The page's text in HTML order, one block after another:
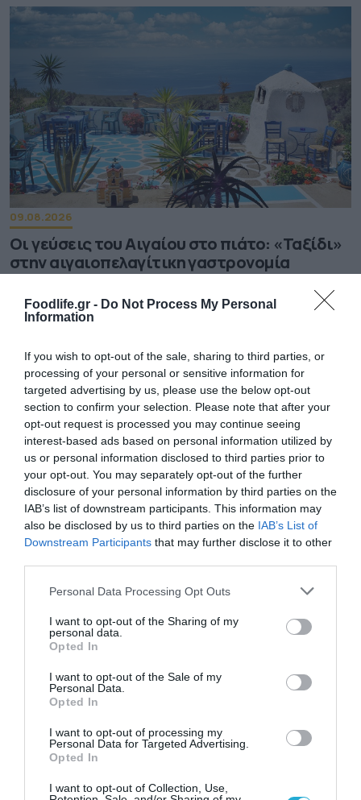
Foodlife.gr - Do Not Process My Personal
Information
If you wish to opt-out of the sale, sharing to third parties, or
processing of your personal or sensitive information for
targeted advertising by us, please use the below opt-out
section to confirm your selection. Please note that after your
opt-out request is processed you may continue seeing
interest-based ads based on personal information utilized by
us or personal information disclosed to third parties prior to
your opt-out. You may separately opt-out of the further
disclosure of your personal information by third parties on the
IAB’s list of downstream participants. This information may
also be disclosed by us to third parties on the IAB’s List of
Downstream Participants that may further disclose it to other
Please note that this website/app uses one or more Google
not limited to your visit or usage behaviour. You may click to
grant or deny consent to Google and its third-party tags to
use your data for below specified purposes in below Google
consent section.
Personal Data Processing Opt Outs
I want to opt-out of the Sharing of my
personal data.
Opted In
I want to opt-out of the Sale of my
Personal Data.
Opted In
I want to opt-out of processing my
Personal Data for Targeted Advertising.
Opted In
I want to opt-out of Collection, Use,
09.08.2026
Οι γεύσεις του Αιγαίου στο πιάτο: «Ταξίδι»
στην αιγαιοπελαγίτικη γαστρονομία
09.08.2026
Πώς να ξεπαγώσετε σωστά τα ψάρια
09.08.2026
Συνταγή: Λαχταριστό επιδόρπιο χωρίς